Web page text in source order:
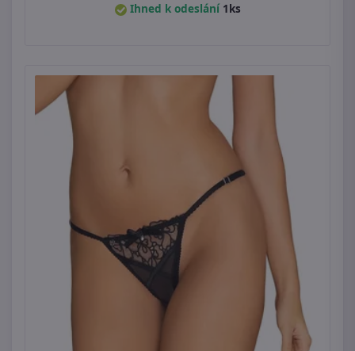
Ihned k odeslání 1ks